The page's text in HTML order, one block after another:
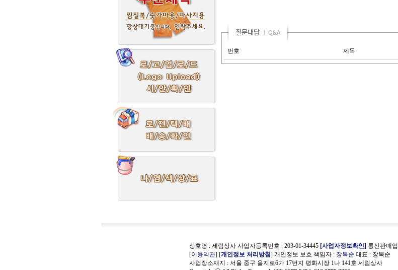
번호 제목
상호명 : 세림상사 사업자등록번호 : 203-01-34445 [사업자정보확인] 통신판매
[이용약관] [개인정보 처리방침] 개인정보 보호 책임자 : 장복순 대표 : 장복순
사업장소재지 : 서울 중구 을지로6가 17번지 평화시장 1나 141호 세림상사